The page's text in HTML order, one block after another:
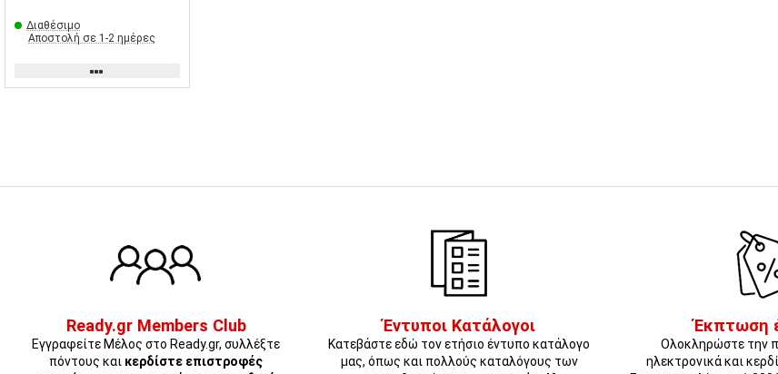
Διαθέσιμο
Αποστολή σε 1-2 ημέρες
Ready.gr Members Club
Εγγραφείτε Μέλος στο Ready.gr, συλλέξτε
πόντους και κερδίστε επιστροφές
Έντυποι Κατάλογοι
Κατεβάστε εδώ τον ετήσιο έντυπο κατάλογο
μας, όπως και πολλούς καταλόγους των
Έκπτωση
Ολοκληρώστε την
ηλεκτρονικά και